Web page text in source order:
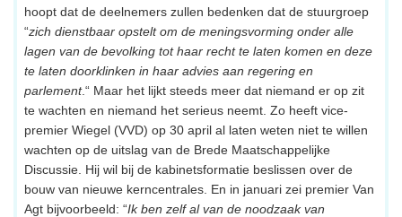
hoopt dat de deelnemers zullen bedenken dat de stuurgroep
“zich dienstbaar opstelt om de meningsvorming onder alle
lagen van de bevolking tot haar recht te laten komen en deze
te laten doorklinken in haar advies aan regering en
parlement.“ Maar het lijkt steeds meer dat niemand er op zit
te wachten en niemand het serieus neemt. Zo heeft vice-
premier Wiegel (VVD) op 30 april al laten weten niet te willen
wachten op de uitslag van de Brede Maatschappelijke
Discussie. Hij wil bij de kabinetsformatie beslissen over de
bouw van nieuwe kerncentrales. En in januari zei premier Van
Agt bijvoorbeeld: “Ik ben zelf al van de noodzaak van